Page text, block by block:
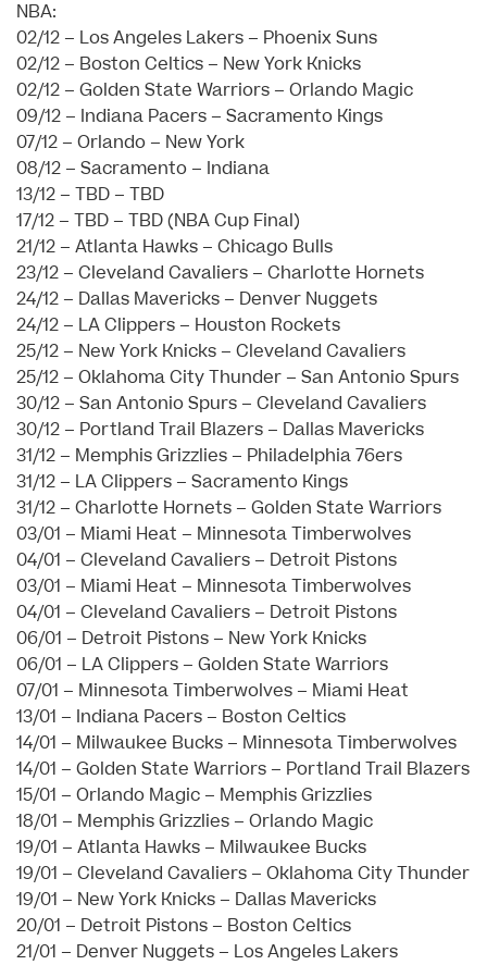
NBA:
02/12 – Los Angeles Lakers – Phoenix Suns
02/12 – Boston Celtics – New York Knicks
02/12 – Golden State Warriors – Orlando Magic
09/12 – Indiana Pacers – Sacramento Kings
07/12 – Orlando – New York
08/12 – Sacramento – Indiana
13/12 – TBD – TBD
17/12 – TBD – TBD (NBA Cup Final)
21/12 – Atlanta Hawks – Chicago Bulls
23/12 – Cleveland Cavaliers – Charlotte Hornets
24/12 – Dallas Mavericks – Denver Nuggets
24/12 – LA Clippers – Houston Rockets
25/12 – New York Knicks – Cleveland Cavaliers
25/12 – Oklahoma City Thunder – San Antonio Spurs
30/12 – San Antonio Spurs – Cleveland Cavaliers
30/12 – Portland Trail Blazers – Dallas Mavericks
31/12 – Memphis Grizzlies – Philadelphia 76ers
31/12 – LA Clippers – Sacramento Kings
31/12 – Charlotte Hornets – Golden State Warriors
03/01 – Miami Heat – Minnesota Timberwolves
04/01 – Cleveland Cavaliers – Detroit Pistons
03/01 – Miami Heat – Minnesota Timberwolves
04/01 – Cleveland Cavaliers – Detroit Pistons
06/01 – Detroit Pistons – New York Knicks
06/01 – LA Clippers – Golden State Warriors
07/01 – Minnesota Timberwolves – Miami Heat
13/01 – Indiana Pacers – Boston Celtics
14/01 – Milwaukee Bucks – Minnesota Timberwolves
14/01 – Golden State Warriors – Portland Trail Blazers
15/01 – Orlando Magic – Memphis Grizzlies
18/01 – Memphis Grizzlies – Orlando Magic
19/01 – Atlanta Hawks – Milwaukee Bucks
19/01 – Cleveland Cavaliers – Oklahoma City Thunder
19/01 – New York Knicks – Dallas Mavericks
20/01 – Detroit Pistons – Boston Celtics
21/01 – Denver Nuggets – Los Angeles Lakers